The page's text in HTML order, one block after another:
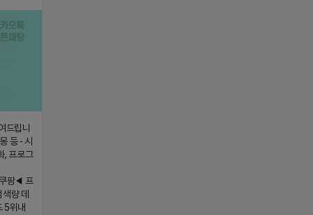
드립니
등 - 시
, 프로그
◀ 프
량 데
5위내